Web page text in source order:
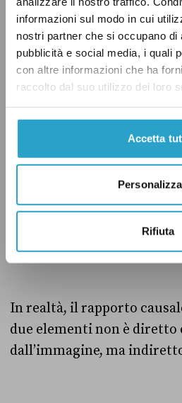
informazioni sul modo in cui
nostri partner che si occupano di
pubblicità e social media, i quali
con altre informazioni che ha
raccolto dal suo utilizzo dei loro
Accetta
Personalizza
Rifiuta
del debito pubblico e i
Prendiamo per esempio
spread, ossia la differenza
buoni del tesoro
scadenza a 10 anni e i
tedeschi. È vero che
– indice di un potenziale
pubblico per l’aumento
interessi sui titoli di Stato
In realtà, il rapporto
due elementi non è diretto
dall’immagine, ma